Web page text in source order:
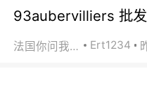
93aubervilliers 批发
法国你问我答 Ert1234